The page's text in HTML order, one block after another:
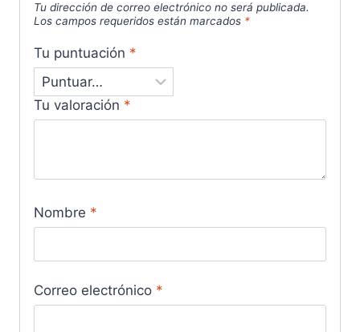
Tu dirección de correo electrónico no será publicada.
Los campos requeridos están marcados *
Tu puntuación *
Tu valoración *
Nombre *
Correo electrónico *